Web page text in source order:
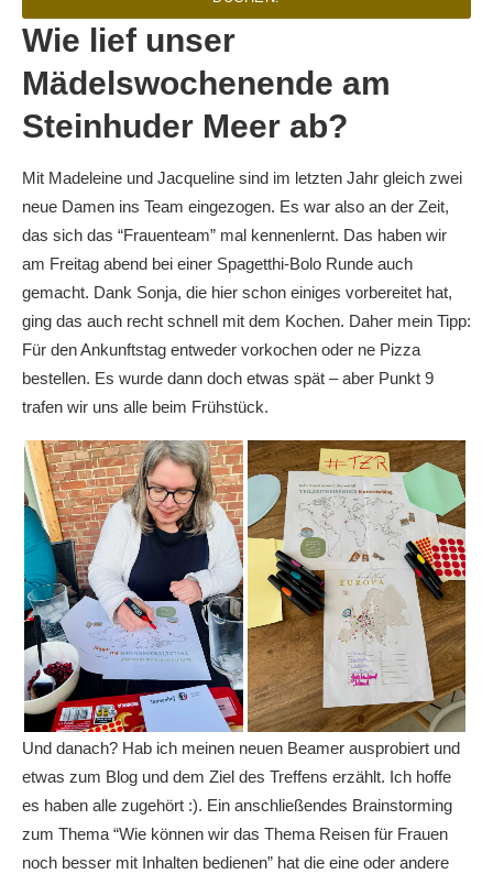
Wie lief unser
Mädelswochenende am
Steinhuder Meer ab?
Mit Madeleine und Jacqueline sind im letzten Jahr gleich zwei
neue Damen ins Team eingezogen. Es war also an der Zeit,
das sich das “Frauenteam” mal kennenlernt. Das haben wir
am Freitag abend bei einer Spagetthi-Bolo Runde auch
gemacht. Dank Sonja, die hier schon einiges vorbereitet hat,
ging das auch recht schnell mit dem Kochen. Daher mein Tipp:
Für den Ankunftstag entweder vorkochen oder ne Pizza
bestellen. Es wurde dann doch etwas spät – aber Punkt 9
trafen wir uns alle beim Frühstück.
Und danach? Hab ich meinen neuen Beamer ausprobiert und
etwas zum Blog und dem Ziel des Treffens erzählt. Ich hoffe
es haben alle zugehört :). Ein anschließendes Brainstorming
zum Thema “Wie können wir das Thema Reisen für Frauen
noch besser mit Inhalten bedienen” hat die eine oder andere